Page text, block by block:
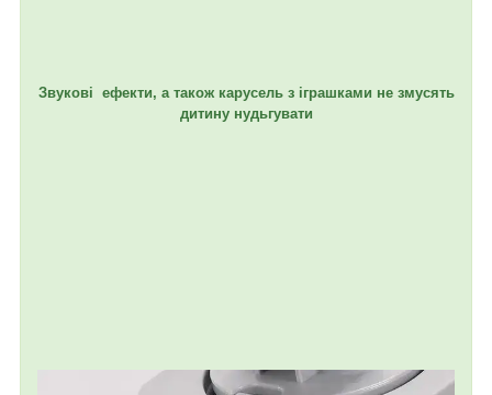
Звукові ефекти, а також карусель з іграшками не змусять
дитину нудьгувати